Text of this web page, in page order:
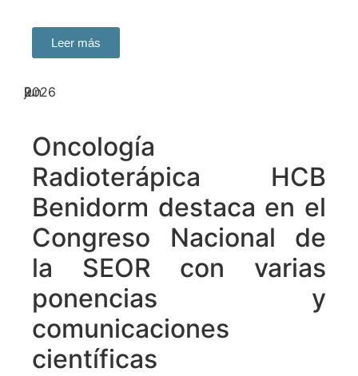
Leer más
9
jun
2026
Oncología
Radioterápica HCB
Benidorm destaca en el
Congreso Nacional de
la SEOR con varias
ponencias y
comunicaciones
científicas